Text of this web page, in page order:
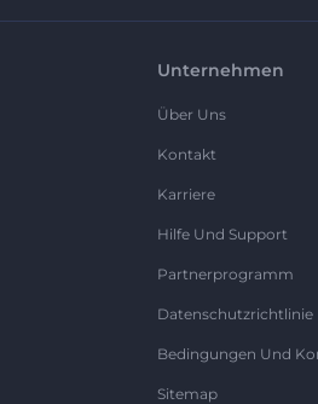
Unternehmen
Über Uns
Kontakt
Karriere
Hilfe Und Support
Partnerprogramm
Datenschutzrichtlinie
Bedingungen Und
Sitemap